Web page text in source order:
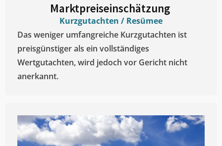
Marktpreiseinschätzung ​
Kurzgutachten / Resümee
Das weniger umfangreiche Kurzgutachten ist
preisgünstiger als ein vollständiges
Wertgutachten, wird jedoch vor Gericht nicht
anerkannt.